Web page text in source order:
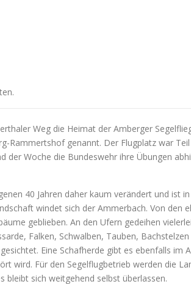
Weg die Heimat der Amberger
Rammertshof genannt. Der Flugplatz war
der Woche die Bundeswehr ihre Übungen
40 Jahren daher kaum verändert und ist
windet sich der Ammerbach. Von den
geblieben. An den Ufern gedeihen
Falken, Schwalben, Tauben,
Eine Schafherde gibt es ebenfalls im
wird. Für den Segelflugbetrieb werden die
bleibt sich weitgehend selbst überlassen.